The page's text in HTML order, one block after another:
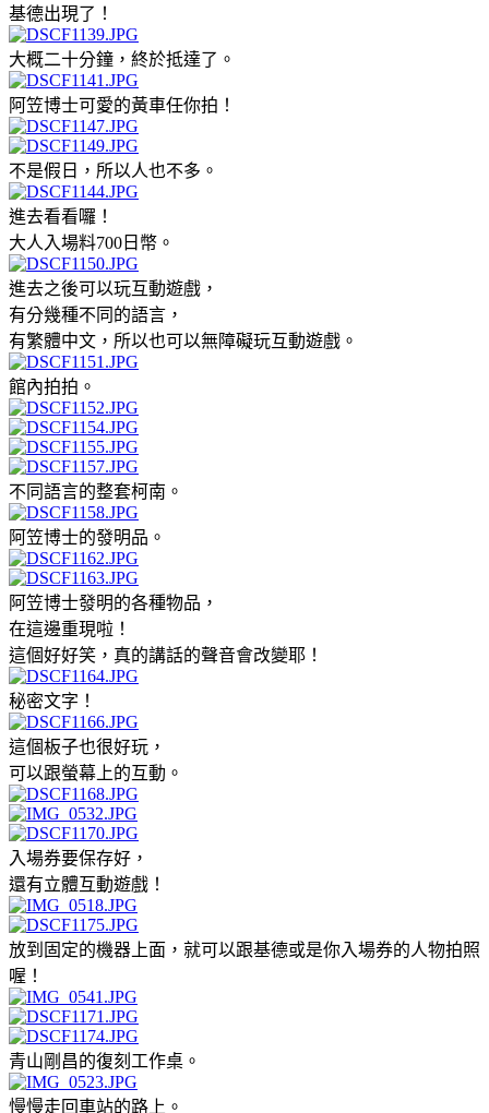
基德出現了！
大概二十分鐘，終於抵達了。
阿笠博士可愛的黃車任你拍！
不是假日，所以人也不多。
進去看看囉！
大人入場料700日幣。
進去之後可以玩互動遊戲，
有分幾種不同的語言，
有繁體中文，所以也可以無障礙玩互動遊戲。
館內拍拍。
不同語言的整套柯南。
阿笠博士的發明品。
阿笠博士發明的各種物品，
在這邊重現啦！
這個好好笑，真的講話的聲音會改變耶！
秘密文字！
這個板子也很好玩，
可以跟螢幕上的互動。
入場券要保存好，
還有立體互動遊戲！
放到固定的機器上面，就可以跟基德或是你入場券的人物拍照
喔！
青山剛昌的復刻工作桌。
慢慢走回車站的路上。